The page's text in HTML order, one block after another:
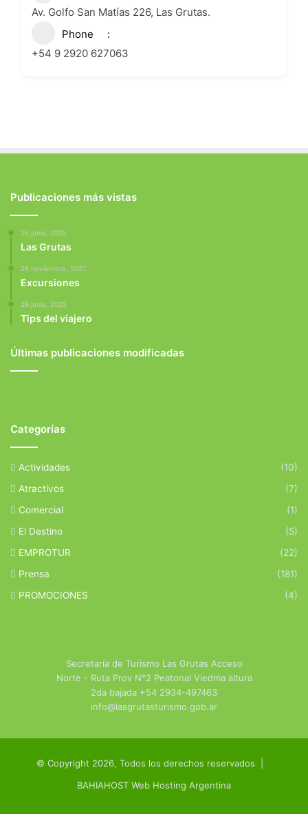
Av. Golfo San Matías 226, Las Grutas.
Phone
+54 9 2920 627063
Publicaciones más vistas
28 junio, 2025
Las Grutas
28 noviembre, 2021
Excursiones
28 junio, 2025
Tips del viajero
Últimas publicaciones modificadas
Categorías
Actividades
(10)
Atractivos
(7)
Comercial
(1)
El Destino
(5)
EMPROTUR
(22)
Prensa
(181)
PROMOCIONES
(4)
Secretaría de Turismo Las Grutas Acceso
Norte - Ruta Prov N°2 Peatonal Viedma altura
2da bajada +54 2934-497463
info@lasgrutasturismo.gob.ar
© Copyright 2026, Todos los derechos reservados |
BAHIAHOST Web Hosting Argentina